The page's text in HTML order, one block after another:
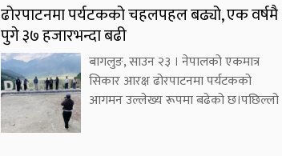
ढोरपाटनमा पर्यटकको चहलपहल बढ्यो, एक वर्षमै
पुगे ३७ हजारभन्दा बढी
बागलुङ, साउन २३ । नेपालको एकमात्र
सिकार आरक्ष ढोरपाटनमा पर्यटकको
आगमन उल्लेख्य रूपमा बढेको छ।पछिल्लो